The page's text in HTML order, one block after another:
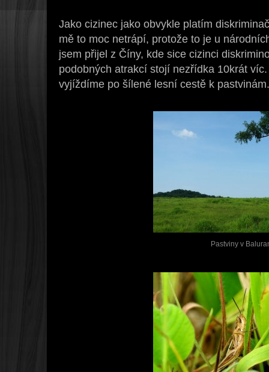
Jako cizinec jako obvykle platím
mě to moc netrápí, protože to je u
jsem přijel z Číny, kde sice cizinci
podobných atrakcí stojí nezřídka 10krát
vyjíždíme po šílené lesní cestě k pastvinám.
Pastviny v